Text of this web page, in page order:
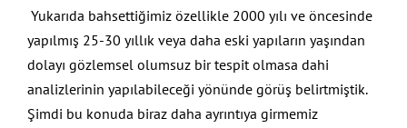
Yukarıda bahsettiğimiz özellikle 2000 yılı ve öncesinde
yapılmış 25-30 yıllık veya daha eski yapıların yaşından
dolayı gözlemsel olumsuz bir tespit olmasa dahi
analizlerinin yapılabileceği yönünde görüş belirtmiştik.
Şimdi bu konuda biraz daha ayrıntıya girmemiz